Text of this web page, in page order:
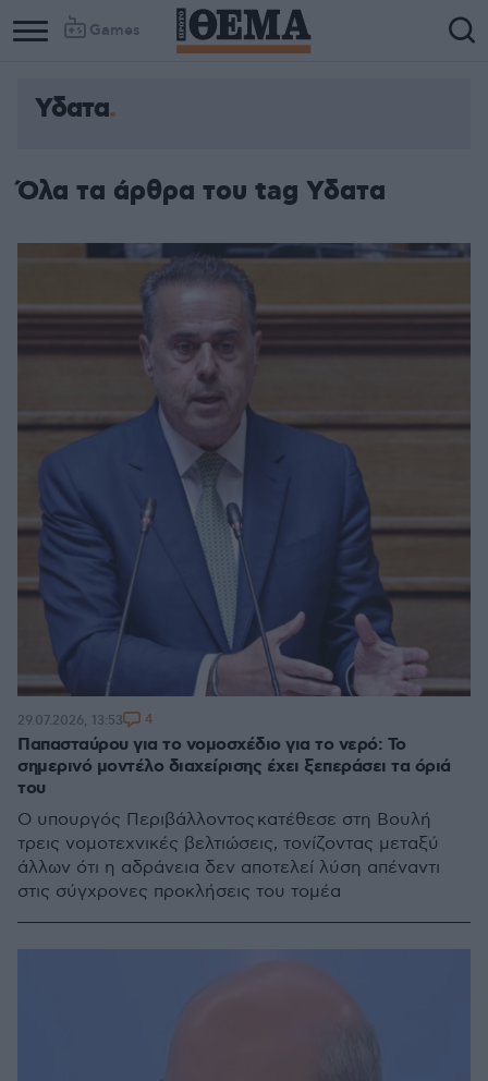
Games
Υδατα
Όλα τα άρθρα του tag Υδατα
Παπασταύρου για το νομοσχέδιο για το νερό: Το
σημερινό μοντέλο διαχείρισης έχει ξεπεράσει τα όριά
του
Ο υπουργός Περιβάλλοντος κατέθεσε στη Βουλή
τρεις νομοτεχνικές βελτιώσεις, τονίζοντας μεταξύ
άλλων ότι η αδράνεια δεν αποτελεί λύση απέναντι
στις σύγχρονες προκλήσεις του τομέα
29.07.2026, 13:53 4